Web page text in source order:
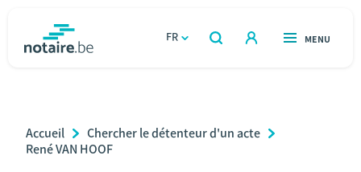
FR
OUVERT
RECHERCHER
OUVERT
MENU
Relations et vivre ensemble
Breadcrumb
Accueil
Chercher le détenteur d'un acte
René VAN HOOF